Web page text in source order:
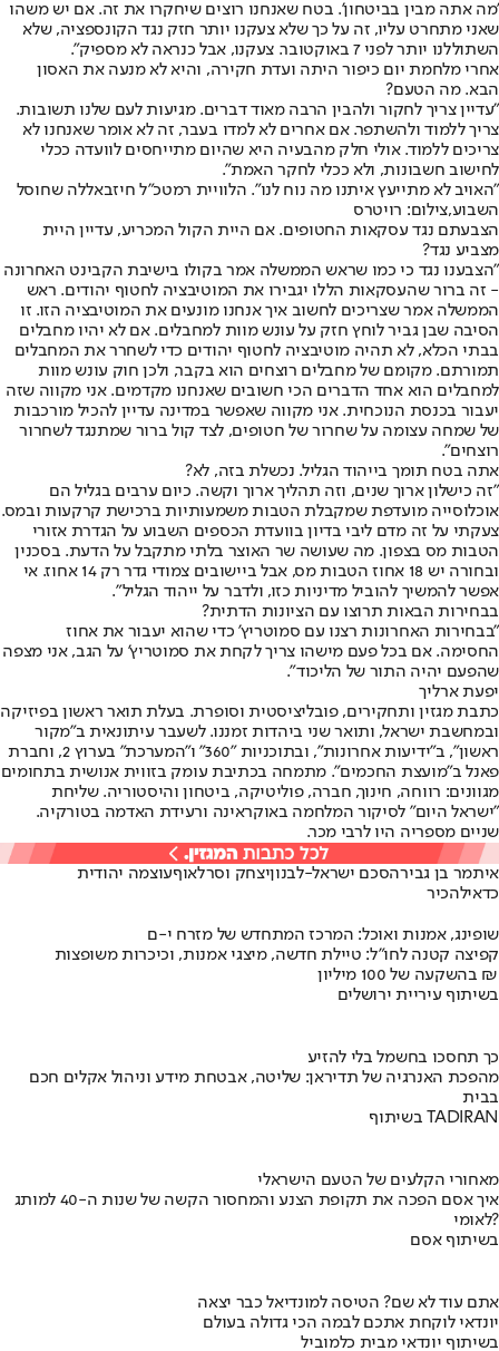
'מה אתה מבין בביטחון'. בטח שאנחנו רוצים שיחקרו את זה. אם יש משהו
שאני מתחרט עליו, זה על כך שלא צעקנו יותר חזק נגד הקונספציה, שלא
השתוללנו יותר לפני 7 באוקטובר. צעקנו, אבל כנראה לא מספיק".
אחרי מלחמת יום כיפור היתה ועדת חקירה, והיא לא מנעה את האסון
הבא. מה הטעם?
"עדיין צריך לחקור ולהבין הרבה מאוד דברים. מגיעות לעם שלנו תשובות.
צריך ללמוד ולהשתפר. אם אחרים לא למדו בעבר, זה לא אומר שאנחנו לא
צריכים ללמוד. אולי חלק מהבעיה היא שהיום מתייחסים לוועדה ככלי
לחישוב חשבונות, ולא ככלי לחקר האמת".
"האויב לא מתייעץ איתנו מה נוח לנו". הלוויית רמטכ"ל חיזבאללה שחוסל
השבוע,צילום: רויטרס
הצבעתם נגד עסקאות החטופים. אם היית הקול המכריע, עדיין היית
מצביע נגד?
"הצבענו נגד כי כמו שראש הממשלה אמר בקולו בישיבת הקבינט האחרונה
- זה ברור שהעסקאות הללו יגבירו את המוטיבציה לחטוף יהודים. ראש
הממשלה אמר שצריכים לחשוב איך אנחנו מונעים את המוטיבציה הזו. זו
הסיבה שבן גביר לוחץ חזק על עונש מוות למחבלים. אם לא יהיו מחבלים
בבתי הכלא, לא תהיה מוטיבציה לחטוף יהודים כדי לשחרר את המחבלים
תמורתם. מקומם של מחבלים רוצחים הוא בקבר, ולכן חוק עונש מוות
למחבלים הוא אחד הדברים הכי חשובים שאנחנו מקדמים. אני מקווה שזה
יעבור בכנסת הנוכחית. אני מקווה שאפשר במדינה עדיין להכיל מורכבות
של שמחה עצומה על שחרור של חטופים, לצד קול ברור שמתנגד לשחרור
רוצחים".
אתה בטח תומך בייהוד הגליל. נכשלת בזה, לא?
"זה כישלון ארוך שנים, וזה תהליך ארוך וקשה. כיום ערבים בגליל הם
אוכלוסייה מועדפת שמקבלת הטבות משמעותיות ברכישת קרקעות ובמס.
צעקתי על זה מדם ליבי בדיון בוועדת הכספים השבוע על הגדרת אזורי
הטבות מס בצפון. מה שעושה שר האוצר בלתי מתקבל על הדעת. בסכנין
ובחורה יש 18 אחוז הטבות מס, אבל ביישובים צמודי גדר רק 14 אחוז. אי
אפשר להמשיך להוביל מדיניות כזו, ולדבר על ייהוד הגליל".
בבחירות הבאות תרוצו עם הציונות הדתית?
"בבחירות האחרונות רצנו עם סמוטריץ' כדי שהוא יעבור את אחוז
החסימה. אם בכל פעם מישהו צריך לקחת את סמוטריץ' על הגב, אני מצפה
שהפעם יהיה התור של הליכוד".
יפעת ארליך
כתבת מגזין ותחקירים, פובליציסטית וסופרת. בעלת תואר ראשון בפיזיקה
ובמחשבת ישראל, ותואר שני ביהדות זמננו. לשעבר עיתונאית ב"מקור
ראשון", ב"ידיעות אחרונות", ובתוכניות "360" ו"המערכת" בערוץ 2, וחברת
פאנל ב"מועצת החכמים". מתמחה בכתיבת עומק בזווית אנושית בתחומים
מגוונים: רווחה, חינוך, חברה, פוליטיקה, ביטחון והיסטוריה. שליחת
"ישראל היום" לסיקור המלחמה באוקראינה ורעידת האדמה בטורקיה.
שניים מספריה היו לרבי מכר.
איתמר בן גבירהסכם ישראל-לבנוןיצחק וסרלאוףעוצמה יהודית
כדאילהכיר
שופינג, אמנות ואוכל: המרכז המתחדש של מזרח י-ם
קפיצה קטנה לחו"ל: טיילת חדשה, מיצגי אמנות, וכיכרות משופצות
בהשקעה של 100 מיליון ₪
בשיתוף עיריית ירושלים
כך תחסכו בחשמל בלי להזיע
מהפכת האנרגיה של תדיראן: שליטה, אבטחת מידע וניהול אקלים חכם
בבית
בשיתוף TADIRAN
מאחורי הקלעים של הטעם הישראלי
איך אסם הפכה את תקופת הצנע והמחסור הקשה של שנות ה-40 למותג
לאומי?
בשיתוף אסם
אתם עוד לא שם? הטיסה למונדיאל כבר יצאה
יונדאי לוקחת אתכם לבמה הכי גדולה בעולם
בשיתוף יונדאי מבית כלמוביל